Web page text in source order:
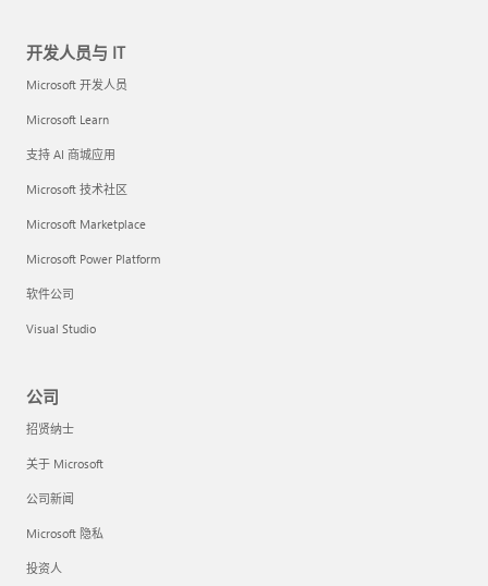
开发人员与 IT
Microsoft 开发人员
Microsoft Learn
支持 AI 商城应用
Microsoft 技术社区
Microsoft Marketplace
Microsoft Power Platform
软件公司
Visual Studio
公司
招贤纳士
关于 Microsoft
公司新闻
Microsoft 隐私
投资人